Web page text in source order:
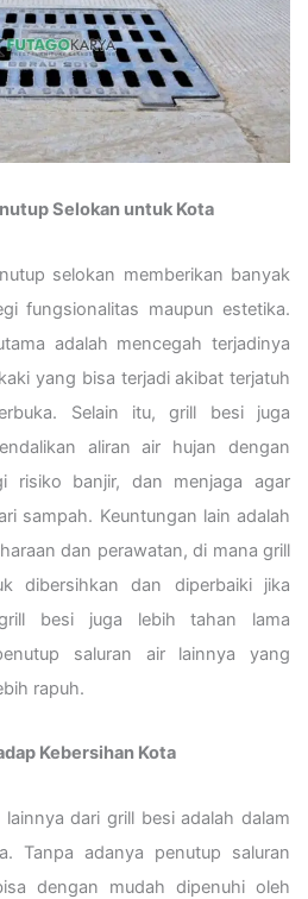
Selokan untuk Kota
selokan memberikan banyak
fungsionalitas maupun estetika.
adalah mencegah terjadinya
yang bisa terjadi akibat terjatuh
Selain itu, grill besi juga
aliran air hujan dengan
risiko banjir, dan menjaga agar
sampah. Keuntungan lain adalah
dan perawatan, di mana grill
dibersihkan dan diperbaiki jika
besi juga lebih tahan lama
saluran air lainnya yang
rapuh.
Kebersihan Kota
dari grill besi adalah dalam
Tanpa adanya penutup saluran
dengan mudah dipenuhi oleh